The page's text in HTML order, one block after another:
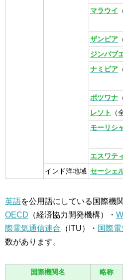
マラウイ
ザンビア
ジンバブ
ナミビア
ボツワナ
レソト
（
モーリシ
エスワテ
インド洋地域 セーシェ
英語を公用語にしている国際機
OECD （経済協力開発機構）・
際電気通信連合 （ITU）・ 国際
数があります。
国際機関名 略称